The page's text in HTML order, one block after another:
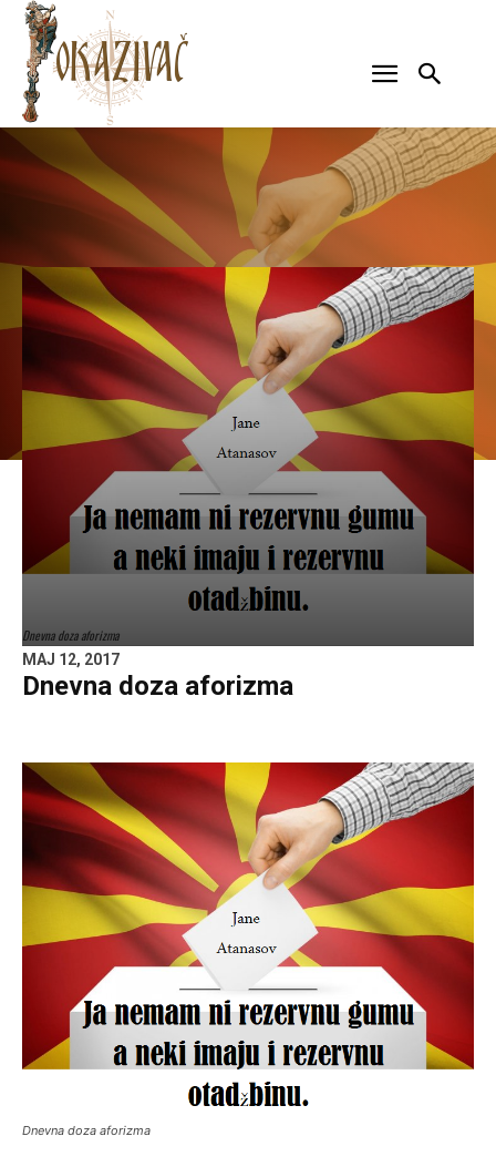
Dnevna doza aforizma
MAJ 12, 2017
Dnevna doza aforizma
Dnevna doza aforizma